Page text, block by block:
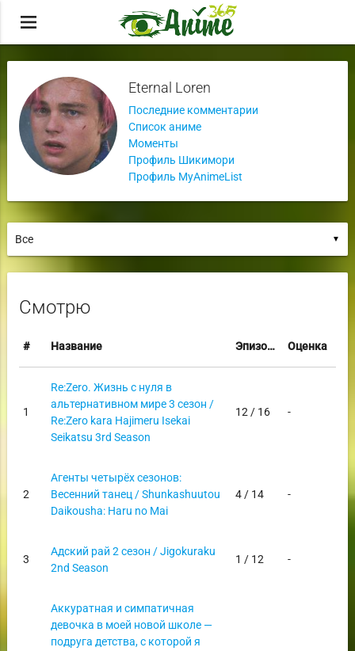
menu
Eternal Loren
Последние комментарии
Список аниме
Моменты
Профиль Шикимори
Профиль MyAnimeList
▼
Смотрю
# Название Эпизоды Оценка
1
Re:Zero. Жизнь с нуля в
альтернативном мире 3 сезон /
Re:Zero kara Hajimeru Isekai
Seikatsu 3rd Season
12 / 16 -
2
Агенты четырёх сезонов:
Весенний танец / Shunkashuutou
Daikousha: Haru no Mai
4 / 14 -
3
Адский рай 2 сезон / Jigokuraku
2nd Season
1 / 12 -
Аккуратная и симпатичная
девочка в моей новой школе —
подруга детства, с которой я